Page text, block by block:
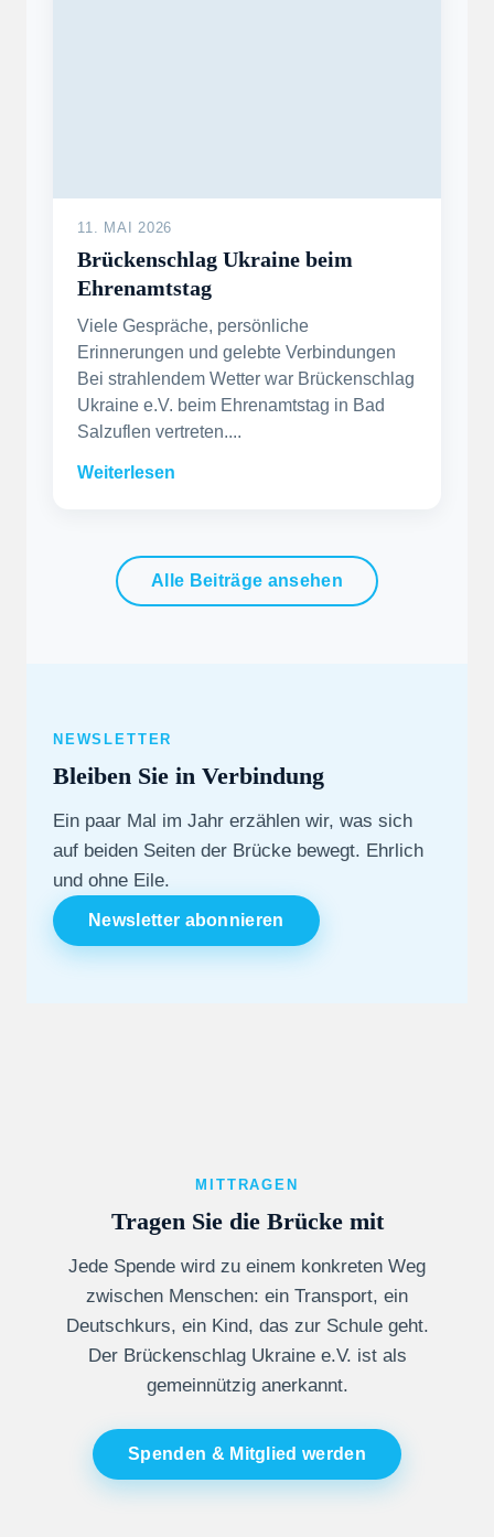
11. MAI 2026
Brückenschlag Ukraine beim
Ehrenamtstag
Viele Gespräche, persönliche
Erinnerungen und gelebte Verbindungen
Bei strahlendem Wetter war Brückenschlag
Ukraine e.V. beim Ehrenamtstag in Bad
Salzuflen vertreten....
Weiterlesen
Alle Beiträge ansehen
NEWSLETTER
Bleiben Sie in Verbindung
Ein paar Mal im Jahr erzählen wir, was sich
auf beiden Seiten der Brücke bewegt. Ehrlich
und ohne Eile.
Newsletter abonnieren
MITTRAGEN
Tragen Sie die Brücke mit
Jede Spende wird zu einem konkreten Weg
zwischen Menschen: ein Transport, ein
Deutschkurs, ein Kind, das zur Schule geht.
Der Brückenschlag Ukraine e.V. ist als
gemeinnützig anerkannt.
Spenden & Mitglied werden